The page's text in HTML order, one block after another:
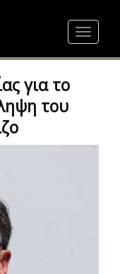
Toggle
για το
του